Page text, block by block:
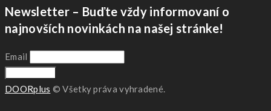
Newsletter – Buďte vždy informovaní o
najnovších novinkách na našej stránke!
Email
DOORplus © Všetky práva vyhradené.